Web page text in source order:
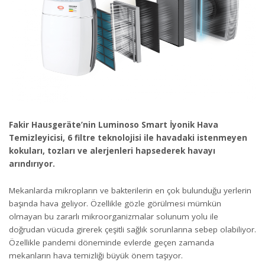
Fakir Hausgeräte’nin Luminoso Smart İyonik Hava
Temizleyicisi, 6 filtre teknolojisi ile havadaki istenmeyen
kokuları, tozları ve alerjenleri hapsederek havayı
arındırıyor.
Mekanlarda mikropların ve bakterilerin en çok bulunduğu yerlerin
başında hava geliyor. Özellikle gözle görülmesi mümkün
olmayan bu zararlı mikroorganizmalar solunum yolu ile
doğrudan vücuda girerek çeşitli sağlık sorunlarına sebep olabiliyor.
Özellikle pandemi döneminde evlerde geçen zamanda
mekanların hava temizliği büyük önem taşıyor.